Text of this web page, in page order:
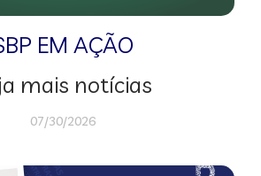
EM AÇÃO
mais notícias
07/30/2026